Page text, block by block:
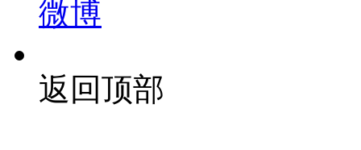
微博
返回顶部